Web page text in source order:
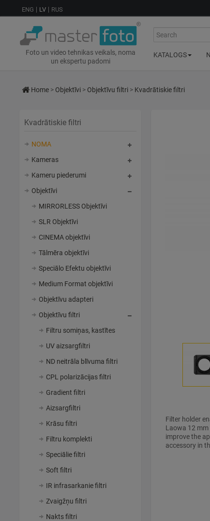
ENG LV RUS
Foto un video tehnikas veikals, noma
un ekspertu padomi
Search
KATALOGS
Home > Objektīvi > Objektīvu filtri > Kvadrātiskie filtri
Kvadrātiskie filtri
NOMA
Kameras
Kameru piederumi
Objektīvi
MIRRORLESS Objektīvi
SLR Objektīvi
CINEMA objektīvi
Tālmēra objektīvi
Speciālo Efektu objektīvi
Medium Format objektīvi
Objektīvu adapteri
Objektīvu filtri
Filtru somiņas, kastītes
UV aizsargfiltri
ND neitrāla blīvuma filtri
CPL polarizācijas filtri
Gradient filtri
Aizsargfiltri
Krāsu filtri
Filtru komplekti
Speciālie filtri
Soft filtri
IR infrasarkanie filtri
Zvaigžņu filtri
Nakts filtri
Filter holder
Laowa 12
improve the
accessory in